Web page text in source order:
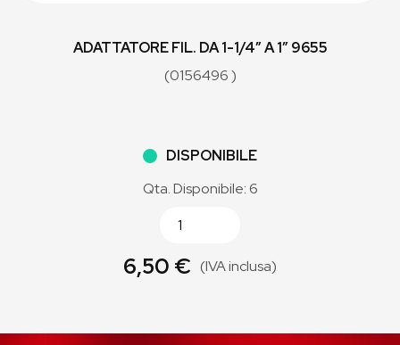
ADATTATORE FIL. DA 1-1/4” A 1” 9655
(0156496 )
DISPONIBILE
Qta. Disponibile: 6
6,50 € (IVA inclusa)